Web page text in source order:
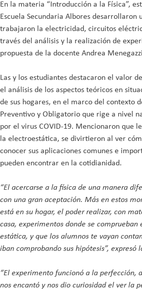
En la materia “Introducción a la Física”,
Escuela Secundaria Albores desarrollaron
trabajaron la electricidad, circuitos
través del análisis y la realización de
propuesta de la docente Andrea
Las y los estudiantes destacaron el valor
el análisis de los aspectos teóricos en
de sus hogares, en el marco del contexto
Preventivo y Obligatorio que rige a nivel
por el virus COVID-19. Mencionaron que
la electroestática, se divirtieron al ver
conocer sus aplicaciones comunes e
pueden encontrar en la cotidianidad.
“El acercarse a la física de una manera
con una gran aceptación. Más en estos
está en su hogar, el poder realizar, con
casa, experimentos donde se
estática, y que los alumnos te vayan
iban comprobando sus hipótesis”, expresó
“El experimento funcionó a la
nos encantó y nos dio curiosidad el ver la